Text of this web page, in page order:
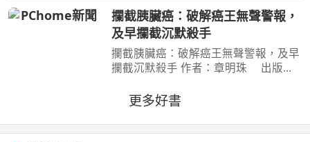
開始同居？時間是測驗即將到來的寒
假。京太郎居然面臨得到山田家寄住的
狀況！住在同一個屋簷
攔截胰臟癌：破解癌王無聲警報，
及早攔截沉默殺手
攔截胰臟癌：破解癌王無聲警報，及早
攔截沉默殺手 作者：章明珠 出版
04 00:00:00 定期健檢正常，為何仍得
胰臟癌？ 台大權威醫師25年篩檢實
證， 鎖定胰臟癌關鍵1公分，
更多好書